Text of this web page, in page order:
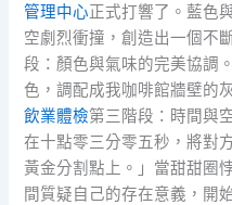
管理中心正式打響了。藍色
空劇烈衝撞，創造出一個不
段：顏色與氣味的完美協調
色，調配成我咖啡館牆壁的
飲業體檢第三階段：時間與
在十點零三分零五秒，將對
黃金分割點上。」當甜甜圈
間質疑自己的存在意義，開